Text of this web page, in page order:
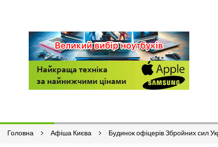
Головна Афіша Києва Будинок офіцерів Збройних сил